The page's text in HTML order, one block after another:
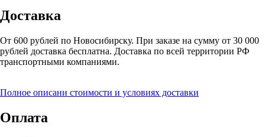
Доставка
От 600 рублей по Новосибирску. При заказе на сумму от 30 000
рублей доставка бесплатна. Доставка по всей территории РФ
транспортными компаниями.
Полное описани стоимости и условиях доставки
Оплата